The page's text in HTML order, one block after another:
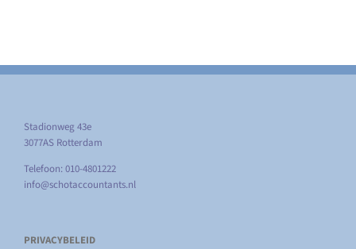
Stadionweg 43e
3077AS Rotterdam
Telefoon: 010-4801222
info@schotaccountants.nl
PRIVACYBELEID